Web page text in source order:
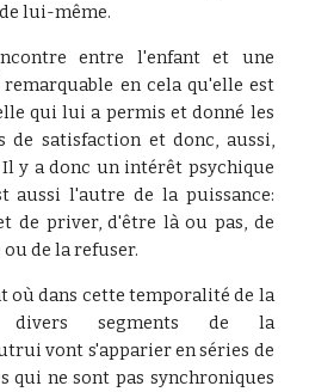
lui-même.
entre l'enfant et une
en cela qu'elle est
qui lui a permis et donné les
de satisfaction et donc, aussi,
y a donc un intérêt psychique
aussi l'autre de la puissance:
de priver, d'être là ou pas, de
de la refuser.
où dans cette temporalité de la
divers segments de la
vont s'apparier en séries de
qui ne sont pas synchroniques